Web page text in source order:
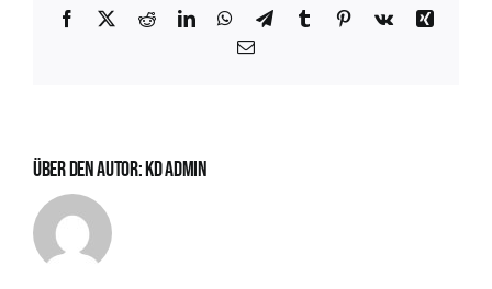
Facebook RedditLinkedInWhatsApp
TelegramTumblr Pinterest
Vk
Xing
E-
Über den Autor:KD Admin